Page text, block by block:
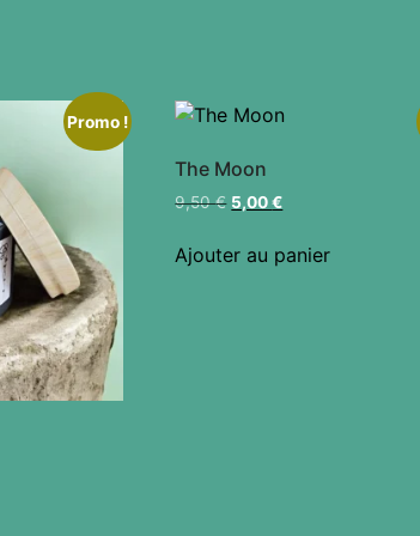
Promo !
The Moon
9,50€ 5,00€
Ajouter au panier